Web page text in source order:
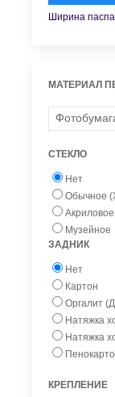
Ширина
МАТЕРИАЛ
СТЕКЛО
Нет
Обычное
Акриловое
Музейное
ЗАДНИК
Нет
Картон
Оргалит
Натяжка
Натяжка
КРЕПЛЕНИЕ